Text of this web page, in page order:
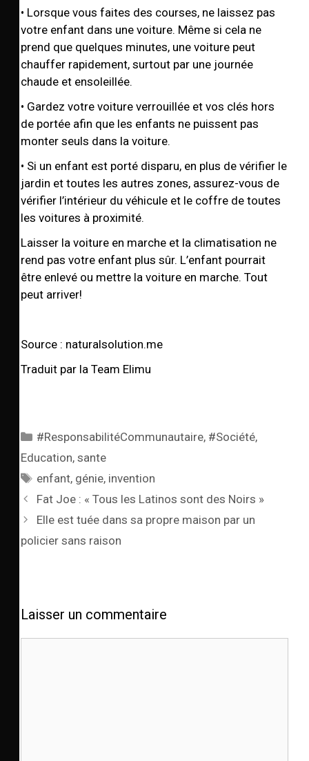
• Lorsque vous faites des courses, ne laissez pas
votre enfant dans une voiture. Même si cela ne
prend que quelques minutes, une voiture peut
chauffer rapidement, surtout par une journée
chaude et ensoleillée.
• Gardez votre voiture verrouillée et vos clés hors
de portée afin que les enfants ne puissent pas
monter seuls dans la voiture.
• Si un enfant est porté disparu, en plus de vérifier le
jardin et toutes les autres zones, assurez-vous de
vérifier l’intérieur du véhicule et le coffre de toutes
les voitures à proximité.
Laisser la voiture en marche et la climatisation ne
rend pas votre enfant plus sûr. L’enfant pourrait
être enlevé ou mettre la voiture en marche. Tout
peut arriver!
Source : naturalsolution.me
Traduit par la Team Elimu
#ResponsabilitéCommunautaire, #Société,
Education, sante
enfant, génie, invention
Fat Joe : « Tous les Latinos sont des Noirs »
Elle est tuée dans sa propre maison par un
policier sans raison
Laisser un commentaire